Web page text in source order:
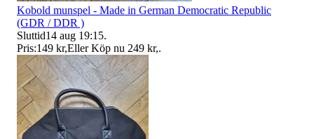
Kobold munspel - Made in German Democratic Republic
(GDR / DDR )
Sluttid14 aug 19:15.
Pris:149 kr,Eller Köp nu 249 kr,.